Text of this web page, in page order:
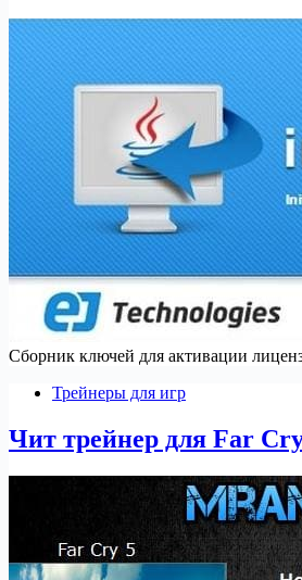
Сборник ключей для активации
Трейнеры для игр
Чит трейнер для Far